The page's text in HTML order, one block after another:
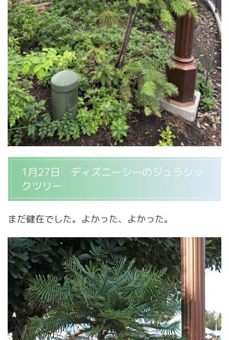
1月27日 ディズニーシーのジュラシッ
クツリー
まだ健在でした。よかった、よかった。